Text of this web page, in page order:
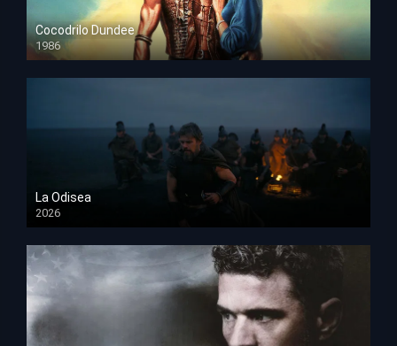
Cocodrilo Dundee
1986
HD 1080p
La Odisea
2026
TS Screener